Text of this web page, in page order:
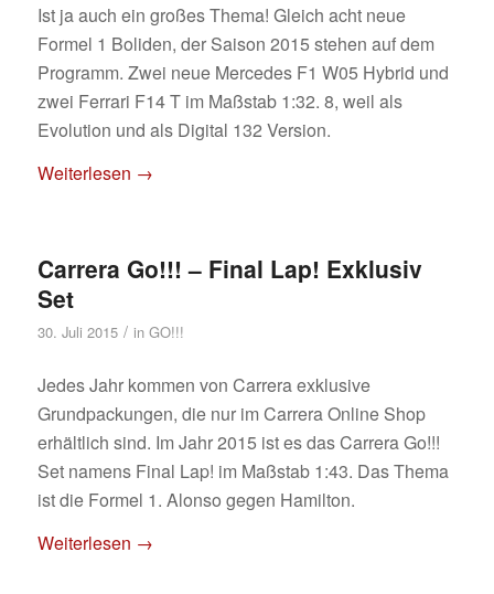
Ist ja auch ein großes Thema! Gleich acht neue
Formel 1 Boliden, der Saison 2015 stehen auf dem
Programm. Zwei neue Mercedes F1 W05 Hybrid und
zwei Ferrari F14 T im Maßstab 1:32. 8, weil als
Evolution und als Digital 132 Version.
Weiterlesen →
Carrera Go!!! – Final Lap! Exklusiv
Set
30. Juli 2015 / in GO!!!
Jedes Jahr kommen von Carrera exklusive
Grundpackungen, die nur im Carrera Online Shop
erhältlich sind. Im Jahr 2015 ist es das Carrera Go!!!
Set namens Final Lap! im Maßstab 1:43. Das Thema
ist die Formel 1. Alonso gegen Hamilton.
Weiterlesen →